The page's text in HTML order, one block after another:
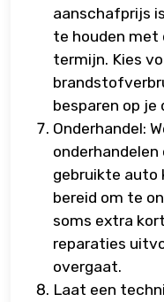
aanschafprijs
te houden met
termijn. Kies
besparen op
Onderhandel:
onderhandelen
gebruikte auto
bereid om te
soms extra
reparaties
overgaat.
Laat een